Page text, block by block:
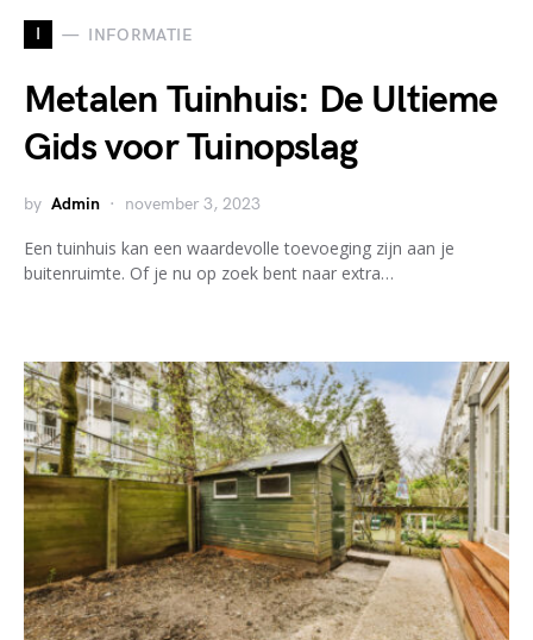
I INFORMATIE
Metalen Tuinhuis: De Ultieme
Gids voor Tuinopslag
by Admin november 3, 2023
Een tuinhuis kan een waardevolle toevoeging zijn aan je
buitenruimte. Of je nu op zoek bent naar extra…